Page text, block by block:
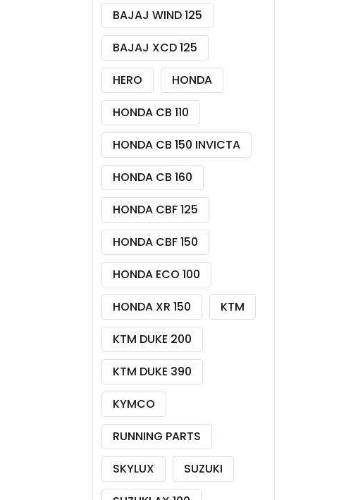
BAJAJ WIND 125
BAJAJ XCD 125
HERO
HONDA
HONDA CB 110
HONDA CB 150 INVICTA
HONDA CB 160
HONDA CBF 125
HONDA CBF 150
HONDA ECO 100
HONDA XR 150
KTM
KTM DUKE 200
KTM DUKE 390
KYMCO
RUNNING PARTS
SKYLUX
SUZUKI